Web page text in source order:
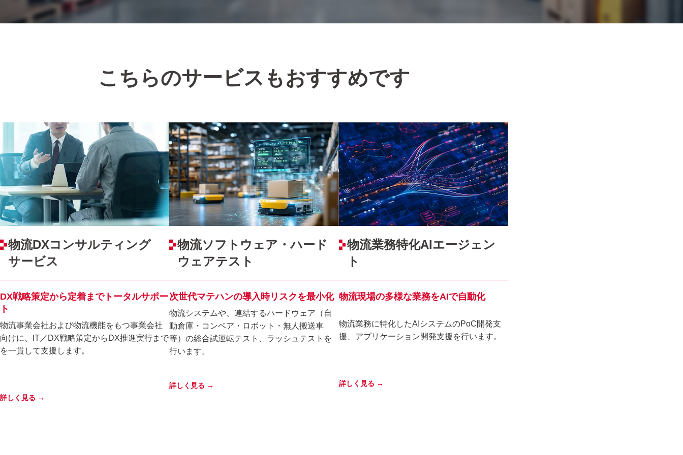
こちらのサービスもおすすめです
物流DXコンサルティング
サービス
DX戦略策定から定着までトータルサポー
ト
物流事業会社および物流機能をもつ事業会社
向けに、IT／DX戦略策定からDX推進実行まで
を一貫して支援します。
詳しく見る →
物流ソフトウェア・ハード
ウェアテスト
次世代マテハンの導入時リスクを最小化
物流システムや、連結するハードウェア（自
動倉庫・コンベア・ロボット・無人搬送車
等）の総合試運転テスト、ラッシュテストを
行います。
詳しく見る →
物流業務特化AIエージェン
ト
物流現場の多様な業務をAIで自動化
物流業務に特化したAIシステムのPoC開発支
援、アプリケーション開発支援を行います。
詳しく見る →